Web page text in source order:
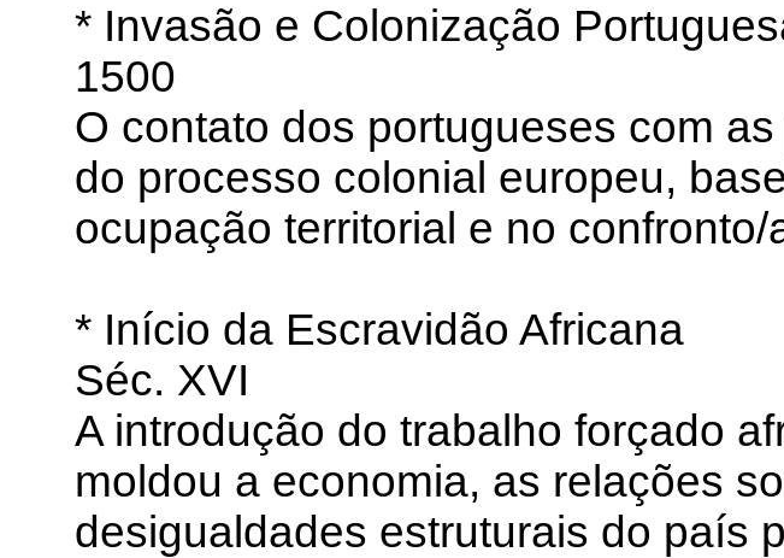
* Invasão e Colonização
1500
O contato dos portugueses com
do processo colonial europeu,
ocupação territorial e no
* Início da Escravidão Africana
Séc. XVI
A introdução do trabalho forçado
moldou a economia, as relações
desigualdades estruturais do país